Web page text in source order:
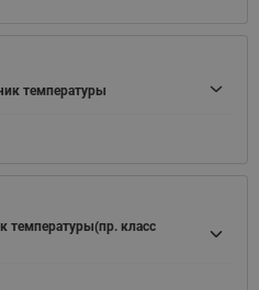
температуры
температуры(пр. класс